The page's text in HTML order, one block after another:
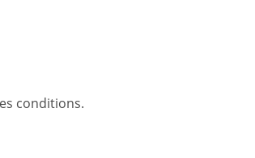
conditions.